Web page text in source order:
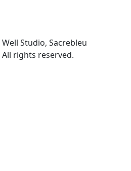
Studio, Sacrebleu
All rights reserved.